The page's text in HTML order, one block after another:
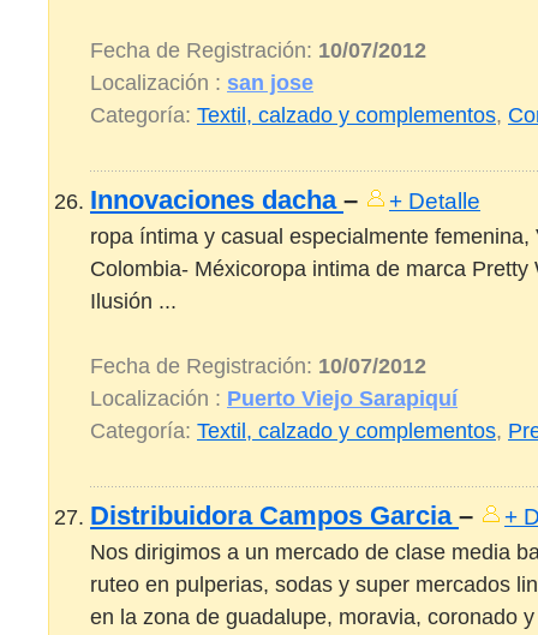
Fecha de Registración: 10/07/2012
Localización : san jose
Categoría: Textil, calzado y complementos,
Innovaciones dacha –
+ Detalle
ropa íntima y casual especialmente femenina,
Colombia- Méxicoropa intima de marca Pretty
Ilusión ...
Fecha de Registración: 10/07/2012
Localización : Puerto Viejo Sarapiquí
Categoría: Textil, calzado y complementos,
Distribuidora Campos Garcia –
+
Nos dirigimos a un mercado de clase media
ruteo en pulperias, sodas y super mercados
en la zona de guadalupe, moravia, coronado